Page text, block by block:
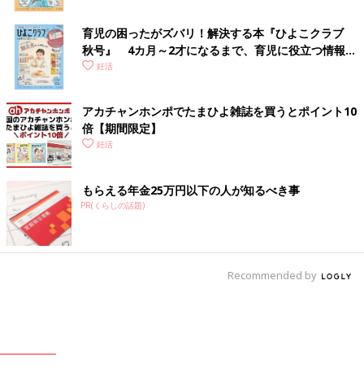
育児の困ったがズバリ！解決する本『ひよこクラブ
秋号』 4カ月～2才になるまで、育児に役立つ情報が
いっぱい！
妊活
アカチャンホンポでたまひよ雑誌を買うとポイント10
倍【期間限定】
妊活
もらえる年金25万円以下の人が知るべき事
PR(くらしの話題)
Recommended by